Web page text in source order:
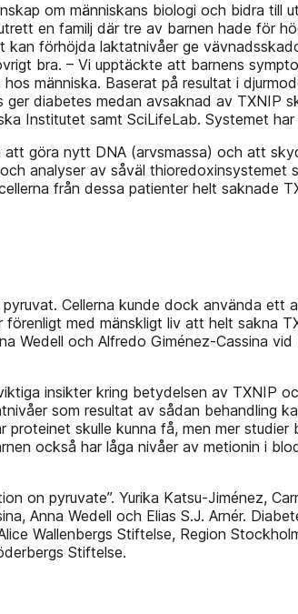
om människans biologi och bidra till
en familj där tre av barnen hade för
kan förhöjda laktatnivåer ge
bra. – Vi upptäckte att barnens
människa. Baserat på resultat i
diabetes medan avsaknad av TXNIP
Institutet samt SciLifeLab. Systemet
göra nytt DNA (arvsmassa) och att
analyser av såväl thioredoxinsystemet
från dessa patienter helt saknade
Cellerna kunde dock använda ett
med mänskligt liv att helt sakna
Wedell och Alfredo Giménez-Cassina vid
insikter kring betydelsen av TXNIP
som resultat av sådan behandling
skulle kunna få, men mer studier
också har låga nivåer av metionin i
on pyruvate”. Yurika Katsu-Jiménez,
Anna Wedell och Elias S.J. Arnér.
Wallenbergs Stiftelse, Region
Stiftelse.